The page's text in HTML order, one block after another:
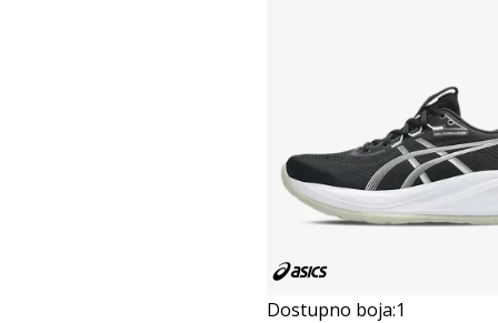
Dostupno boja:1